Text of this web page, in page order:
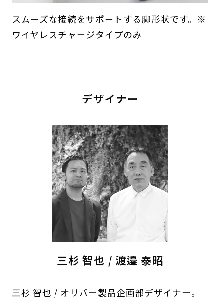
スムーズな接続をサポートする脚形状です。※
ワイヤレスチャージタイプのみ
デザイナー
三杉 智也 / 渡邉 泰昭
三杉 智也 / オリバー製品企画部デザイナー。